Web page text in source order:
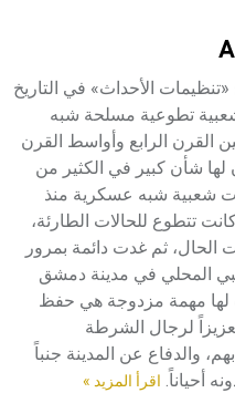
جديدة في عام 2026
الأحداث» في التاريخ
تطوعية مسلحة شبه
القرن الرابع وأواسط القرن
(ق 10-12م)، وكان لها شأن كبير في الكثير من
شعبية شبه عسكرية منذ
القرن الثالث للهجرة ق 9م كانت تتطوع للحالات الطارئة،
ثم غدت دائمة بمرور
المحلي في مدينة دمشق
لها مهمة مزدوجة هي حفظ
لرجال الشرطة
والدفاع عن المدينة جنباً
أحياناً. اقرأ المزيد »